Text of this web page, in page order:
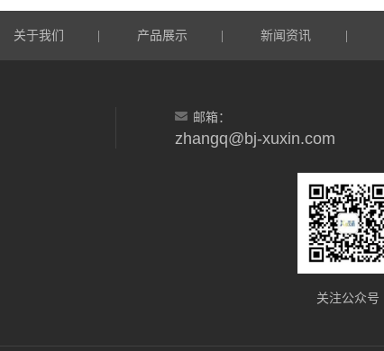
关于我们 产品展示 新闻资讯
邮箱：
zhangq@bj-xuxin.com
关注公众号